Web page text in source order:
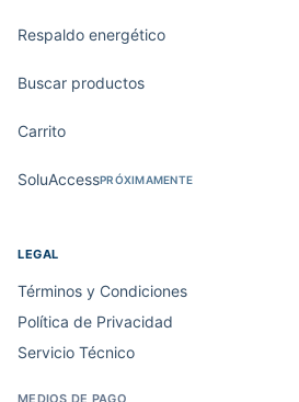
Respaldo energético
Buscar productos
Carrito
SoluAccessPRÓXIMAMENTE
LEGAL
Términos y Condiciones
Política de Privacidad
Servicio Técnico
MEDIOS DE PAGO